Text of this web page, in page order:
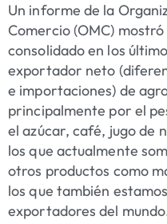
Un informe de la
Comercio (OMC)
consolidado en los
exportador neto
e importaciones) de
principalmente por el
el azúcar, café, jugo de
los que actualmente
otros productos como
los que también
exportadores del